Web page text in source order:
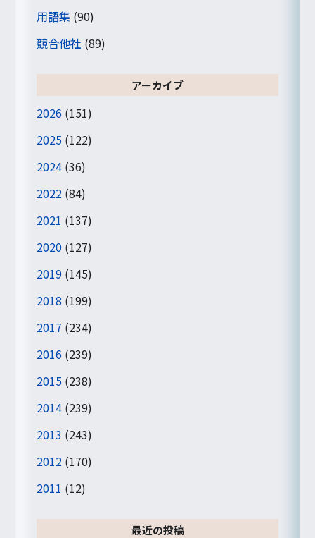
用語集 (90)
競合他社 (89)
アーカイブ
2026 (151)
2025 (122)
2024 (36)
2022 (84)
2021 (137)
2020 (127)
2019 (145)
2018 (199)
2017 (234)
2016 (239)
2015 (238)
2014 (239)
2013 (243)
2012 (170)
2011 (12)
最近の投稿